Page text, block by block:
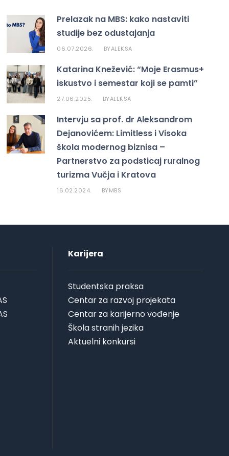
Prelazak na MBS: kako nastaviti
studije bez odustajanja
06.07.2026. BYALEKSA
Katarina Knežević: “Moje Erasmus+
iskustvo i semestar koji se pamti”
27.06.2025. BYALEKSA
Intervju sa prof. dr Aleksandrom
Dejanovićem: Limitless i Visoka
škola modernog biznisa –
Partnerstvo za podsticaj ruralnog
turizma Vučja i Kratova
16.02.2024. BYMBS
Karijera
Studentska praksa
Centar za razvoj projekata
Centar za karijerno vođenje
Škola stranih jezika
Aktuelni konkursi